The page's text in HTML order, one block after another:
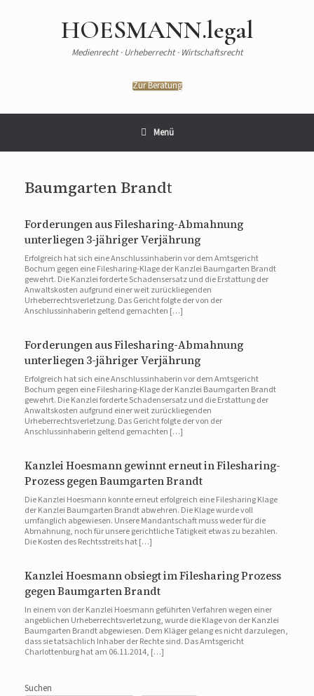
HOESMANN.legal
Medienrecht · Urheberrecht · Wirtschaftsrecht
Zur Beratung
Menü
Baumgarten Brandt
Forderungen aus Filesharing-Abmahnung
unterliegen 3-jähriger Verjährung
Erfolgreich hat sich eine Anschlussinhaberin vor dem Amtsgericht
Bochum gegen eine Filesharing-Klage der Kanzlei Baumgarten Brandt
gewehrt. Die Kanzlei forderte Schadensersatz und die Erstattung der
Anwaltskosten aufgrund einer weit zurückliegenden
Urheberrechtsverletzung. Das Gericht folgte der von der
Anschlussinhaberin geltend gemachten […]
Forderungen aus Filesharing-Abmahnung
unterliegen 3-jähriger Verjährung
Erfolgreich hat sich eine Anschlussinhaberin vor dem Amtsgericht
Bochum gegen eine Filesharing-Klage der Kanzlei Baumgarten Brandt
gewehrt. Die Kanzlei forderte Schadensersatz und die Erstattung der
Anwaltskosten aufgrund einer weit zurückliegenden
Urheberrechtsverletzung. Das Gericht folgte der von der
Anschlussinhaberin geltend gemachten […]
Kanzlei Hoesmann gewinnt erneut in Filesharing-
Prozess gegen Baumgarten Brandt
Die Kanzlei Hoesmann konnte erneut erfolgreich eine Filesharing Klage
der Kanzlei Baumgarten Brandt abwehren. Die Klage wurde voll
umfänglich abgewiesen. Unsere Mandantschaft muss weder für die
Abmahnung, noch für unsere gerichtliche Tätigkeit etwas zu bezahlen.
Die Kosten des Rechtsstreits hat […]
Kanzlei Hoesmann obsiegt im Filesharing Prozess
gegen Baumgarten Brandt
In einem von der Kanzlei Hoesmann geführten Verfahren wegen einer
angeblichen Urheberrechtsverletzung, wurde die Klage von der Kanzlei
Baumgarten Brandt abgewiesen. Dem Kläger gelang es nicht darzulegen,
dass sie tatsächlich Inhaber der Rechte sind. Das Amtsgericht
Charlottenburg hat am 06.11.2014, […]
Suchen